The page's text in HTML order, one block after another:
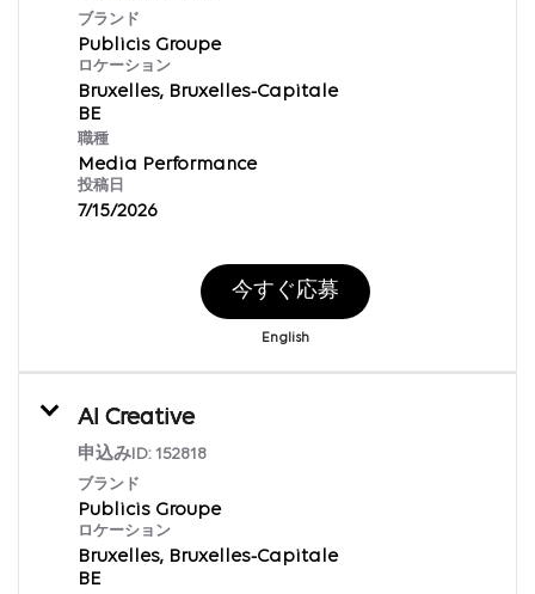
ブランド
Publicis Groupe
ロケーション
Bruxelles, Bruxelles-Capitale
職種
Media Performance
投稿日
7/15/2026
今すぐ応募
English
AI Creative
申込みID: 152818
ブランド
Publicis Groupe
ロケーション
Bruxelles, Bruxelles-Capitale